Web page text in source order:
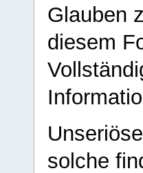
Glauben
diesem
solche